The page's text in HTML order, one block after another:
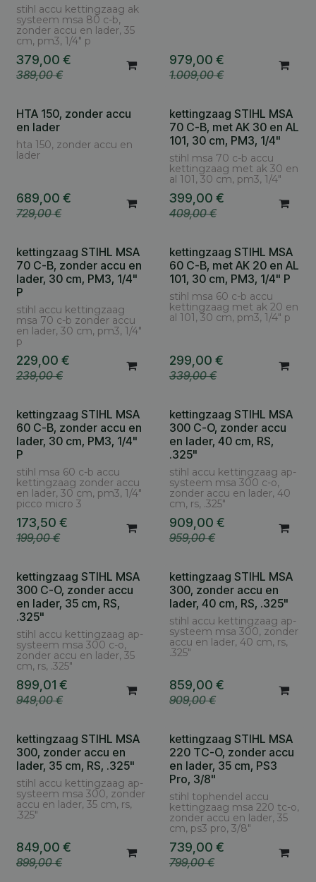
stihl accu kettingzaag ak
systeem msa 80 c-b,
zonder accu en lader, 35
cm, pm3, 1/4" p
379,00 €
389,00€
979,00 €
1.009,00€
HTA 150, zonder accu
en lader
hta 150, zonder accu en
lader
689,00 €
729,00€
kettingzaag STIHL MSA
70 C-B, met AK 30 en AL
101, 30 cm, PM3, 1/4"
stihl msa 70 c-b accu
kettingzaag met ak 30 en
al 101, 30 cm, pm3, 1/4"
399,00 €
409,00€
kettingzaag STIHL MSA
70 C-B, zonder accu en
lader, 30 cm, PM3, 1/4"
P
stihl accu kettingzaag
msa 70 c-b zonder accu
en lader, 30 cm, pm3, 1/4"
p
229,00 €
239,00€
kettingzaag STIHL MSA
60 C-B, met AK 20 en AL
101, 30 cm, PM3, 1/4" P
stihl msa 60 c-b accu
kettingzaag met ak 20 en
al 101, 30 cm, pm3, 1/4" p
299,00 €
339,00€
kettingzaag STIHL MSA
60 C-B, zonder accu en
lader, 30 cm, PM3, 1/4"
P
stihl msa 60 c-b accu
kettingzaag zonder accu
en lader, 30 cm, pm3, 1/4"
picco micro 3
173,50 €
199,00€
kettingzaag STIHL MSA
300 C-O, zonder accu
en lader, 40 cm, RS,
.325"
stihl accu kettingzaag ap-
systeem msa 300 c-o,
zonder accu en lader, 40
cm, rs, .325"
909,00 €
959,00€
kettingzaag STIHL MSA
300 C-O, zonder accu
en lader, 35 cm, RS,
.325"
stihl accu kettingzaag ap-
systeem msa 300 c-o,
zonder accu en lader, 35
cm, rs, .325"
899,01 €
949,00€
kettingzaag STIHL MSA
300, zonder accu en
lader, 40 cm, RS, .325"
stihl accu kettingzaag ap-
systeem msa 300, zonder
accu en lader, 40 cm, rs,
.325"
859,00 €
909,00€
kettingzaag STIHL MSA
300, zonder accu en
lader, 35 cm, RS, .325"
stihl accu kettingzaag ap-
systeem msa 300, zonder
accu en lader, 35 cm, rs,
.325"
849,00 €
899,00€
kettingzaag STIHL MSA
220 TC-O, zonder accu
en lader, 35 cm, PS3
Pro, 3/8"
stihl tophendel accu
kettingzaag msa 220 tc-o,
zonder accu en lader, 35
cm, ps3 pro, 3/8"
739,00 €
799,00€